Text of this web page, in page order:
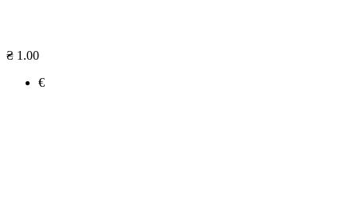
₴ 1.00
€